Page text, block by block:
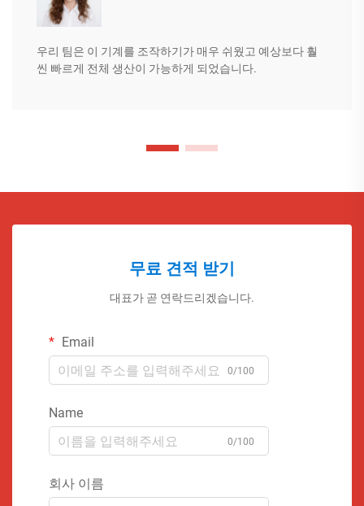
우리 팀은 이 기계를 조작하기가 매우 쉬웠고 예상보다 훨
씬 빠르게 전체 생산이 가능하게 되었습니다.
무료 견적 받기
대표가 곧 연락드리겠습니다.
Email
0/100
Name
0/100
회사 이름